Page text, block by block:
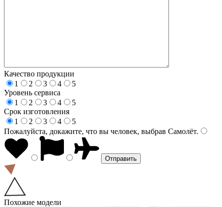
Качество продукции
1
2 3 4
5
Уровень сервиса
1
2 3 4
5
Срок изготовления
1
2 3 4
5
Пожалуйста, докажите, что вы человек, выбрав Самолёт.
Похожие модели